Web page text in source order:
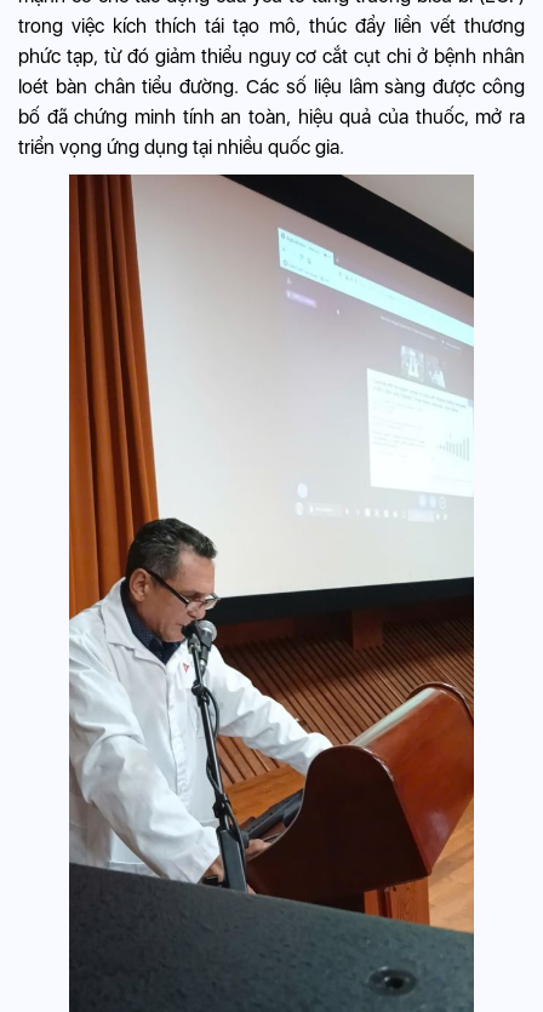
trong việc kích thích tái tạo mô, thúc đẩy liền vết thương
phức tạp, từ đó giảm thiểu nguy cơ cắt cụt chi ở bệnh nhân
loét bàn chân tiểu đường. Các số liệu lâm sàng được công
bố đã chứng minh tính an toàn, hiệu quả của thuốc, mở ra
triển vọng ứng dụng tại nhiều quốc gia.